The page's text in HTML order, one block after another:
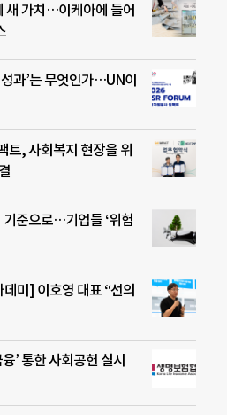
새 가치…이케아에 들어
과’는 무엇인가…UN이
트, 사회복지 현장을 위
준으로…기업들 ‘위험
미] 이호영 대표 “선의
’ 통한 사회공헌 실시